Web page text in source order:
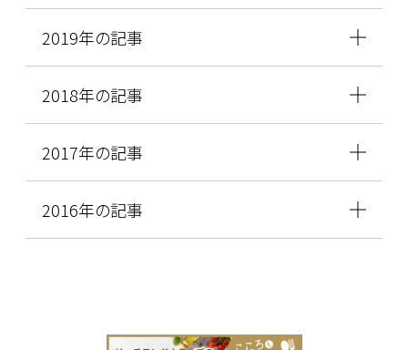
2019年の記事
2018年の記事
2017年の記事
2016年の記事